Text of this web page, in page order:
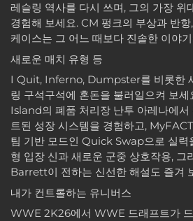
레슬링 역사를 다시 쓰며, 그의 가장 위
경험해 보세요. CM 펑크의 부상과 반
케이스는 그 어느 때보다 진솔한 이야
새로운 매치 유형 등
I Quit, Inferno, Dumpster를 비롯한
링 구석구석에 혼돈을 불러일으켜 보
Island의 폐품 처리장 난투 아레나에서
트된 성장 시스템을 경험하고,
팀 기반 모드인 Quick Swap으로 실력
형 입장 신과 새로운 군중 상호작용,
Barrett이 전하는 신선한 해설도 즐겨
내가 컨트롤하는 유니버스
WWE 2K26에서 WWE 드래프트가